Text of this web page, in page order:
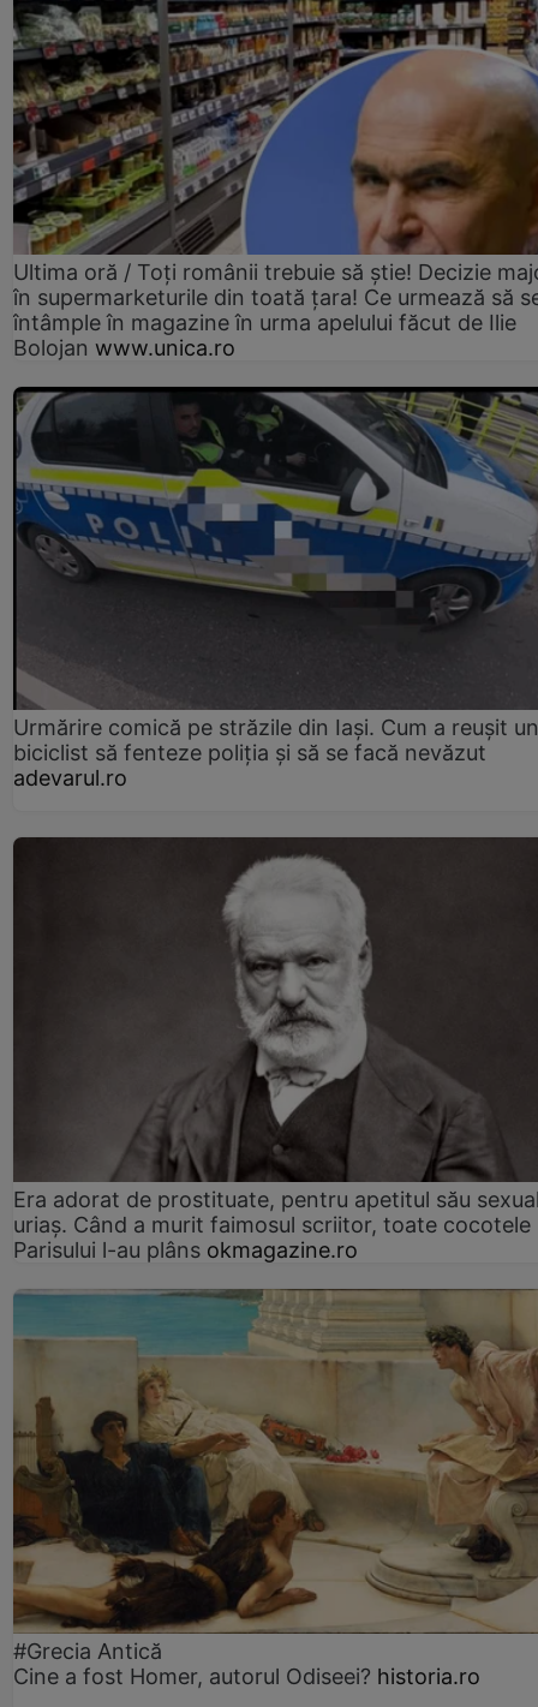
Ultima oră / Toți românii trebuie să știe! Decizie
în supermarketurile din toată țara! Ce urmează să
întâmple în magazine în urma apelului făcut de Ilie
Bolojan www.unica.ro
Urmărire comică pe străzile din Iași. Cum a reușit un
biciclist să fenteze poliția și să se facă nevăzut
adevarul.ro
Era adorat de prostituate, pentru apetitul său
uriaș. Când a murit faimosul scriitor, toate cocotele
Parisului l-au plâns okmagazine.ro
#Grecia Antică
Cine a fost Homer, autorul Odiseei? historia.ro